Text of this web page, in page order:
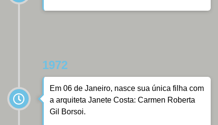
1972
Em 06 de Janeiro, nasce sua única filha com
a arquiteta Janete Costa: Carmen Roberta
Gil Borsoi.